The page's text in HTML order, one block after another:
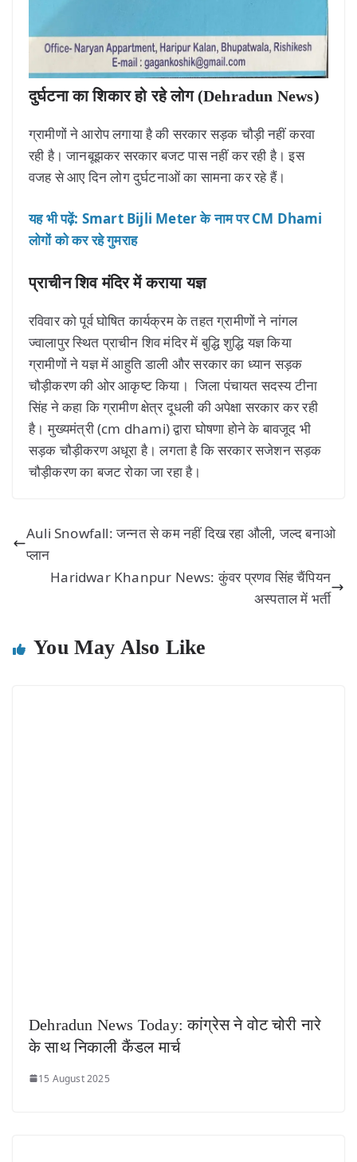
दुर्घटना का शिकार हो रहे लोग (Dehradun News)
ग्रामीणों ने आरोप लगाया है की सरकार सड़क चौड़ी नहीं करवा
रही है। जानबूझकर सरकार बजट पास नहीं कर रही है। इस
वजह से आए दिन लोग दुर्घटनाओं का सामना कर रहे हैं।
यह भी पढ़ें: Smart Bijli Meter के नाम पर CM Dhami
लोगों को कर रहे गुमराह
प्राचीन शिव मंदिर में कराया यज्ञ
रविवार को पूर्व घोषित कार्यक्रम के तहत ग्रामीणों ने नांगल
ज्वालापुर स्थित प्राचीन शिव मंदिर में बुद्धि शुद्धि यज्ञ किया
ग्रामीणों ने यज्ञ में आहुति डाली और सरकार का ध्यान सड़क
चौड़ीकरण की ओर आकृष्ट किया। जिला पंचायत सदस्य टीना
सिंह ने कहा कि ग्रामीण क्षेत्र दूधली की अपेक्षा सरकार कर रही
है। मुख्यमंत्री (cm dhami) द्वारा घोषणा होने के बावजूद भी
सड़क चौड़ीकरण अधूरा है। लगता है कि सरकार सजेशन सड़क
चौड़ीकरण का बजट रोका जा रहा है।
Auli Snowfall: जन्नत से कम नहीं दिख रहा औली, जल्द बनाओ
प्लान
Haridwar Khanpur News: कुंवर प्रणव सिंह चैंपियन
अस्पताल में भर्ती
You May Also Like
Dehradun News Today: कांग्रेस ने वोट चोरी नारे
के साथ निकाली कैंडल मार्च
15 August 2025